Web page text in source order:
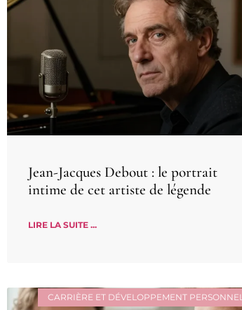
Jean-Jacques Debout : le portrait
intime de cet artiste de légende
LIRE LA SUITE ...
CARRIÈRE ET DÉVELOPPEMENT PERSONNEL